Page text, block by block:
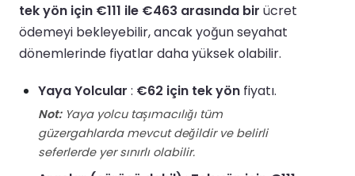
tek yön için €111 ile €463 arasında bir ücret
ödemeyi bekleyebilir, ancak yoğun seyahat
dönemlerinde fiyatlar daha yüksek olabilir.
Yaya Yolcular : €62 için tek yön fiyatı.
Not:Yaya yolcu taşımacılığı tüm
güzergahlarda mevcut değildir ve belirli
seferlerde yer sınırlı olabilir.